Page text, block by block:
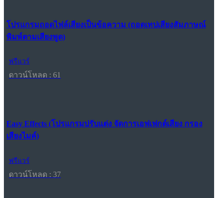
โปรแกรมถอดไฟล์เสียงเป็นข้อความ (ถอดเทปเสียงสัมภาษณ์
พิมพ์ตามเสียงพูด)
ฟรีแวร์
ดาวน์โหลด : 61
Easy Effects (โปรแกรมปรับแต่ง จัดการเอฟเฟกต์เสียง กรอง
เสียงไมค์)
ฟรีแวร์
ดาวน์โหลด : 37